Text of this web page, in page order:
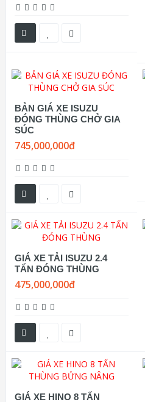
BẢN GIÁ XE ISUZU
ĐÓNG THÙNG CHỞ GIA
SÚC
745,000,000đ
GIÁ XE TẢI ISUZU 2.4
TẤN ĐÓNG THÙNG
475,000,000đ
GIÁ XE HINO 8 TẤN